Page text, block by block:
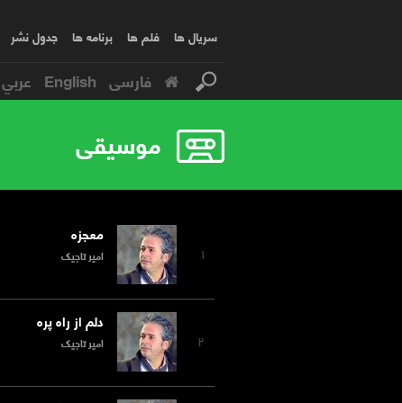
سریال ها فلم ها برنامه ها جدول نشر
فارسی English عربي
موسیقی
۱
معجزه
امیر تاجیک
۲
دلم از راه پره
امیر تاجیک